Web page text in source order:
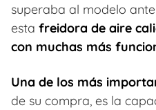
superaba al modelo
esta freidora de aire
con muchas más
Una de los más
de su compra, es la